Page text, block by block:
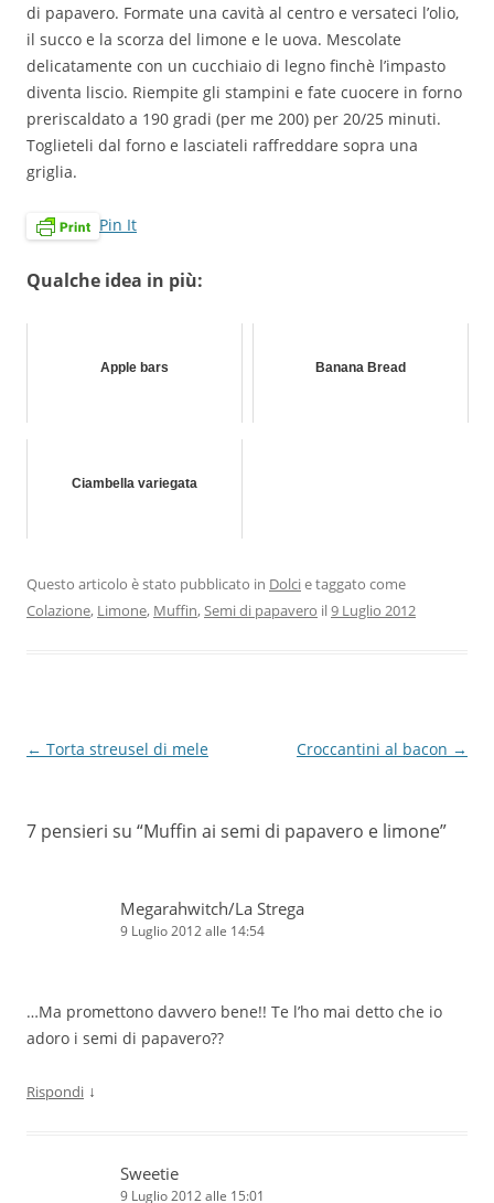
di papavero. Formate una cavità al centro e versateci l’olio,
il succo e la scorza del limone e le uova. Mescolate
delicatamente con un cucchiaio di legno finchè l’impasto
diventa liscio. Riempite gli stampini e fate cuocere in forno
preriscaldato a 190 gradi (per me 200) per 20/25 minuti.
Toglieteli dal forno e lasciateli raffreddare sopra una
griglia.
Pin It
Qualche idea in più:
Apple bars Banana Bread
Ciambella variegata
Questo articolo è stato pubblicato in Dolcie taggato come
Colazione, Limone, Muffin,Semi di papavero il9 Luglio 2012
Navigazione
← Torta streusel di mele Croccantini al bacon →
7 pensieri su “Muffin ai semi di papavero e limone”
Megarahwitch/La Strega
9 Luglio 2012 alle 14:54
…Ma promettono davvero bene!! Te l’ho mai detto che io
adoro i semi di papavero??
Rispondi ↓
Sweetie
9 Luglio 2012 alle 15:01